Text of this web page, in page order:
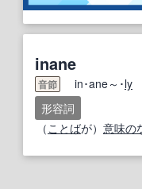
inane
音節 in･ane～･ly
形容詞
（ことばが） 意味の